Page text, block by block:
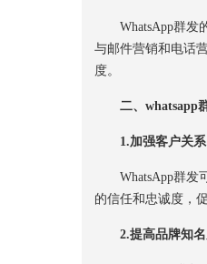
WhatsApp群发的
与邮件营销和电话
度。
二、whatsapp群
1.加强客户关系
WhatsApp群发可
的信任和忠诚度，
2.提高品牌知名